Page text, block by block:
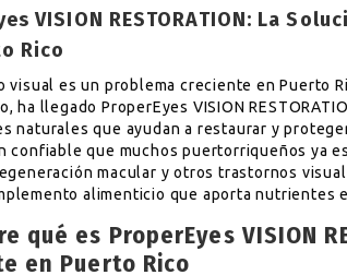
VISION RESTORATION: La
Rico
visual es un problema creciente en Puerto
ha llegado ProperEyes VISION
naturales que ayudan a restaurar y
confiable que muchos puertorriqueños ya
macular y otros trastornos
alimenticio que aporta nutrientes
qué es ProperEyes VISION
en Puerto Rico